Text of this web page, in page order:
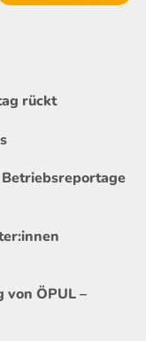
rückt
ÖPUL –